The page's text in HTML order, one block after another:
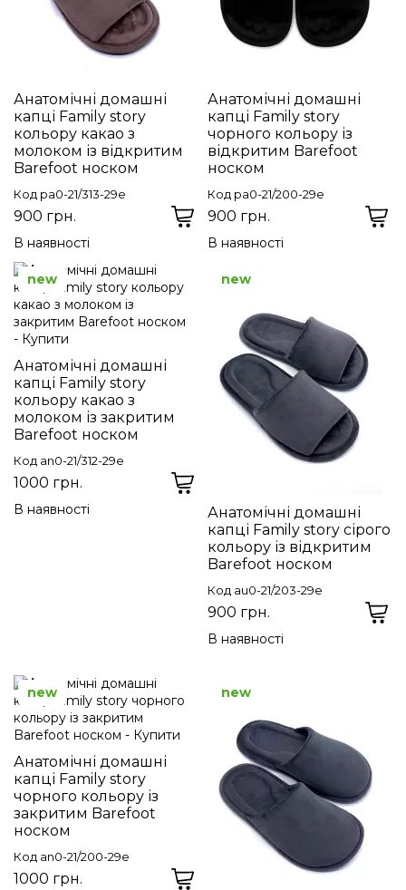
Анатомічні домашні
капці Family story
кольору какао з
молоком із відкритим
Barefoot носком
Код pa0-21/313-29e
900 грн.
В наявності
Анатомічні домашні
капці Family story
чорного кольору із
відкритим Barefoot
носком
Код pa0-21/200-29e
900 грн.
В наявності
Анатомічні домашні
капці Family story
кольору какао з
молоком із закритим
Barefoot носком
Код an0-21/312-29e
1000 грн.
В наявності
new
Анатомічні домашні
капці Family story сірого
кольору із відкритим
Barefoot носком
Код au0-21/203-29e
900 грн.
В наявності
new
Анатомічні домашні
капці Family story
чорного кольору із
закритим Barefoot
носком
Код an0-21/200-29e
1000 грн.
new new